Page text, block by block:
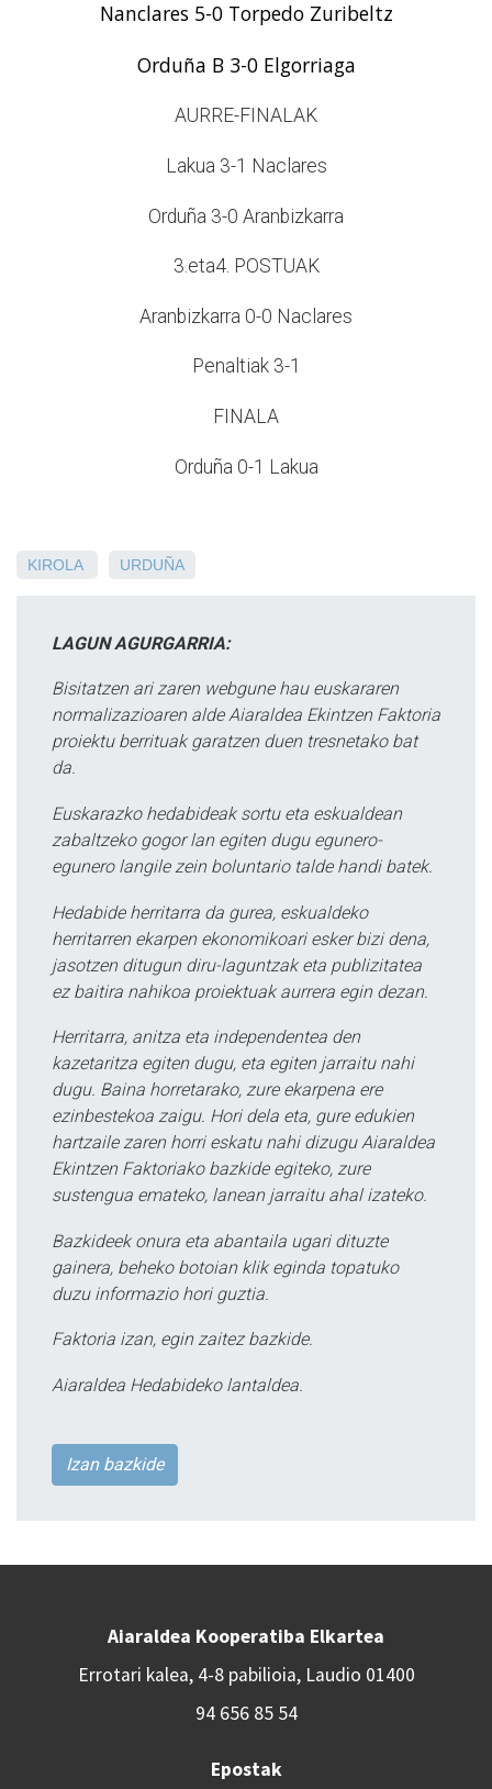
Nanclares 5-0 Torpedo Zuribeltz
Orduña B 3-0 Elgorriaga
AURRE-FINALAK
Lakua 3-1 Naclares
Orduña 3-0 Aranbizkarra
3.eta4. POSTUAK
Aranbizkarra 0-0 Naclares
Penaltiak 3-1
FINALA
Orduña 0-1 Lakua
KIROLA URDUÑA
LAGUN AGURGARRIA:
Bisitatzen ari zaren webgune hau euskararen
normalizazioaren alde Aiaraldea Ekintzen Faktoria
proiektu berrituak garatzen duen tresnetako bat
da.
Euskarazko hedabideak sortu eta eskualdean
zabaltzeko gogor lan egiten dugu egunero-
egunero langile zein boluntario talde handi batek.
Hedabide herritarra da gurea, eskualdeko
herritarren ekarpen ekonomikoari esker bizi dena,
jasotzen ditugun diru-laguntzak eta publizitatea
ez baitira nahikoa proiektuak aurrera egin dezan.
Herritarra, anitza eta independentea den
kazetaritza egiten dugu, eta egiten jarraitu nahi
dugu. Baina horretarako, zure ekarpena ere
ezinbestekoa zaigu. Hori dela eta, gure edukien
hartzaile zaren horri eskatu nahi dizugu Aiaraldea
Ekintzen Faktoriako bazkide egiteko, zure
sustengua emateko, lanean jarraitu ahal izateko.
Bazkideek onura eta abantaila ugari dituzte
gainera, beheko botoian klik eginda topatuko
duzu informazio hori guztia.
Faktoria izan, egin zaitez bazkide.
Aiaraldea Hedabideko lantaldea.
Izan bazkide
Aiaraldea Kooperatiba Elkartea
Errotari kalea, 4-8 pabilioia, Laudio 01400
94 656 85 54
Epostak